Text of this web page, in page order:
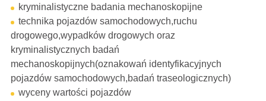
kryminalistyczne badania mechanoskopijne
technika pojazdów samochodowych,ruchu
drogowego,wypadków drogowych oraz
kryminalistycznych badań
mechanoskopijnych(oznakowań identyfikacyjnych
pojazdów samochodowych,badań traseologicznych)
wyceny wartości pojazdów